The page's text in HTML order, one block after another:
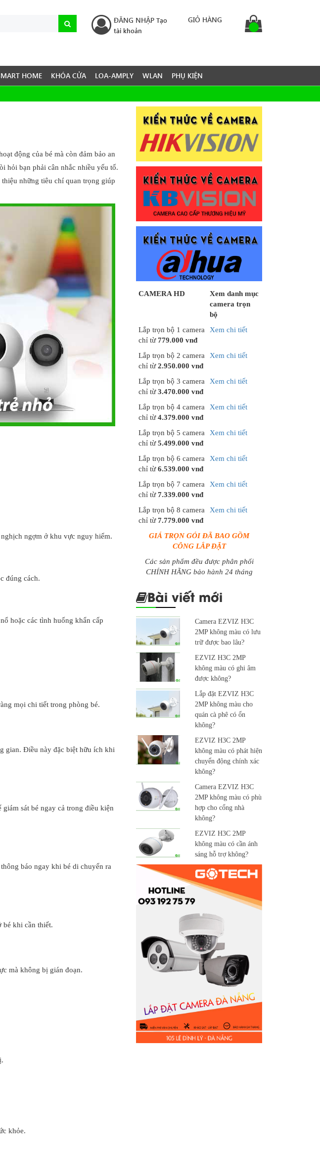
ĐĂNG NHẬP Tạo
tài khoản
GIỎ HÀNG
HOME KHÓA CỬA LOA-AMPLY WLAN PHỤ KIỆN
động của bé mà còn đảm bảo an
hỏi bạn phải cân nhắc nhiều yếu tố.
những tiêu chí quan trọng giúp
ngợm ở khu vực nguy hiểm.
đúng cách.
hoặc các tình huống khẩn cấp
mọi chi tiết trong phòng bé.
gian. Điều này đặc biệt hữu ích khi
sát bé ngay cả trong điều kiện
báo ngay khi bé di chuyển ra
bé khi cần thiết.
mà không bị gián đoạn.
khỏe.
CAMERA HD
Xem danh mục
camera trọn
bộ
Lắp trọn bộ 1 camera
chỉ từ779.000 vnđ
Xem chi tiết
Lắp trọn bộ 2 camera
chỉ từ2.950.000 vnđ
Xem chi tiết
Lắp trọn bộ 3 camera
chỉ từ3.470.000 vnđ
Xem chi tiết
Lắp trọn bộ 4 camera
chỉ từ4.379.000 vnđ
Xem chi tiết
Lắp trọn bộ 5 camera
chỉ từ5.499.000 vnđ
Xem chi tiết
Lắp trọn bộ 6 camera
chỉ từ6.539.000 vnđ
Xem chi tiết
Lắp trọn bộ 7 camera
chỉ từ7.339.000 vnđ
Xem chi tiết
Lắp trọn bộ 8 camera
chỉ từ7.779.000 vnđ
Xem chi tiết
GIÁ TRỌN GÓI ĐÃ BAO GỒM
CÔNG LẮP ĐẶT
Các sản phẩm đều được phân phối
CHÍNH HÃNG bảo hành 24 tháng
Bài viết mới
Camera EZVIZ H3C
2MP không màu có lưu
trữ được bao lâu?
EZVIZ H3C 2MP
không màu có ghi âm
được không?
Lắp đặt EZVIZ H3C
2MP không màu cho
quán cà phê có ổn
không?
EZVIZ H3C 2MP
không màu có phát hiện
chuyển động chính xác
không?
Camera EZVIZ H3C
2MP không màu có phù
hợp cho cổng nhà
không?
EZVIZ H3C 2MP
không màu có cần ánh
sáng hỗ trợ không?